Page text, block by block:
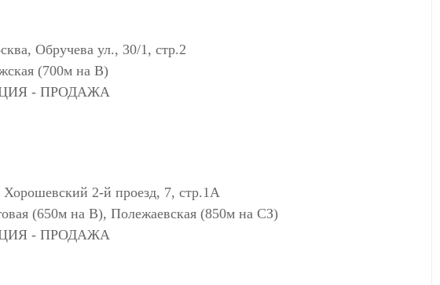
Обручева ул., 30/1, стр.2
(700м на В)
- ПРОДАЖА
2-й проезд, 7, стр.1А
(650м на В), Полежаевская (850м на СЗ)
- ПРОДАЖА